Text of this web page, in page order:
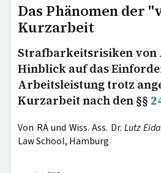
Das Phänomen der
Kurzarbeit
Strafbarkeitsrisiken von
Hinblick auf das
Arbeitsleistung trotz
Kurzarbeit nach den §§
Von RA und Wiss. Ass. Dr. Lutz
Law School, Hamburg